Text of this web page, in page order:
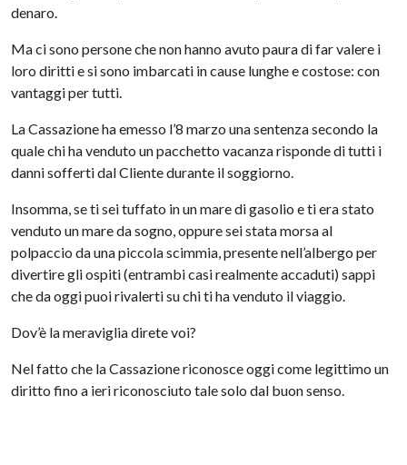
denaro.
Ma ci sono persone che non hanno avuto paura di far valere i
loro diritti e si sono imbarcati in cause lunghe e costose: con
vantaggi per tutti.
La Cassazione ha emesso l’8 marzo una sentenza secondo la
quale chi ha venduto un pacchetto vacanza risponde di tutti i
danni sofferti dal Cliente durante il soggiorno.
Insomma, se ti sei tuffato in un mare di gasolio e ti era stato
venduto un mare da sogno, oppure sei stata morsa al
polpaccio da una piccola scimmia, presente nell’albergo per
divertire gli ospiti (entrambi casi realmente accaduti) sappi
che da oggi puoi rivalerti su chi ti ha venduto il viaggio.
Dov’è la meraviglia direte voi?
Nel fatto che la Cassazione riconosce oggi come legittimo un
diritto fino a ieri riconosciuto tale solo dal buon senso.